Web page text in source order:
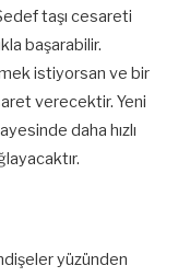
taşı cesareti
başarabilir.
istiyorsan ve bir
verecektir. Yeni
daha hızlı
yüzünden